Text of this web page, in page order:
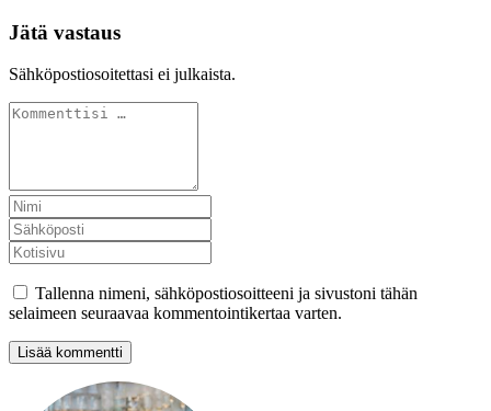
Jätä vastaus
Sähköpostiosoitettasi ei julkaista.
Tallenna nimeni, sähköpostiosoitteeni ja sivustoni tähän
selaimeen seuraavaa kommentointikertaa varten.